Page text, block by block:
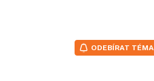
ODEBÍRAT TÉMA